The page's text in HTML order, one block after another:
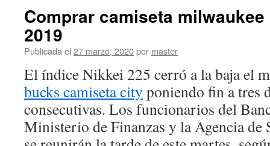
Comprar camiseta
2019
Publicada el 27 marzo, 2020por master
El índice Nikkei 225 cerró a la baja el
bucks camiseta city poniendo fin a tres
consecutivas. Los funcionarios del
Ministerio de Finanzas y la Agencia de